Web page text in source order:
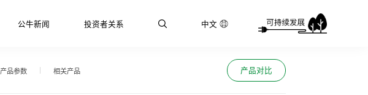
公牛新闻 投资者关系 中文
产品参数 相关产品 产品对比